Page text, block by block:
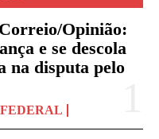
Opinião:
e se descola
na disputa pelo